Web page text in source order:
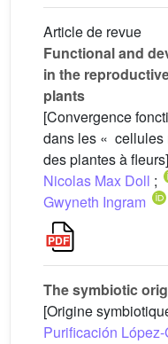
Article de revue
Functional and
in the
plants
[Convergence
dans les « cellules
des plantes à fleurs]
Nicolas Max Doll ;
Gwyneth Ingram
The symbiotic
[Origine
Purificación